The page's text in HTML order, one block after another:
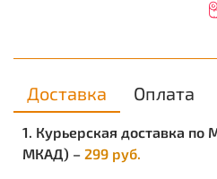
Доставка Оплата
1. Курьерская доставка по
МКАД) – 299 руб.